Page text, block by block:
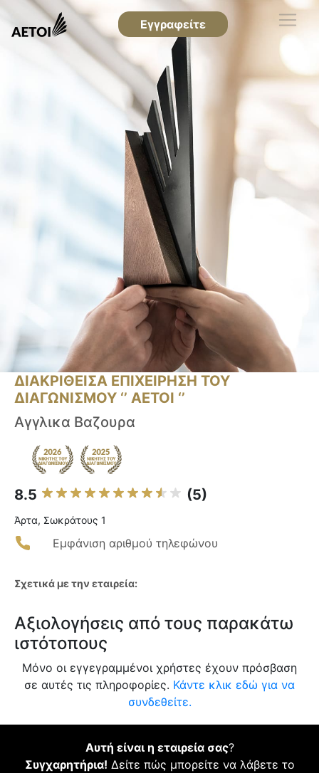
Εγγραφείτε
ΔΙΑΚΡΙΘΕΙΣΑ ΕΠΙΧΕΙΡΗΣΗ ΤΟΥ
ΔΙΑΓΩΝΙΣΜΟΥ ‘’ ΑΕΤΟΙ ‘’
Αγγλικα Βαζουρα
8.5 (5)
Άρτα, Σωκράτους 1
Εμφάνιση αριθμού τηλεφώνου
Σχετικά με την εταιρεία:
Αξιολογήσεις από τους παρακάτω
ιστότοπους
Μόνο οι εγγεγραμμένοι χρήστες έχουν πρόσβαση
σε αυτές τις πληροφορίες. Κάντε κλικ εδώ για να
συνδεθείτε.
Αυτή είναι η εταιρεία σας?
Συγχαρητήρια! Δείτε πώς μπορείτε να λάβετε το